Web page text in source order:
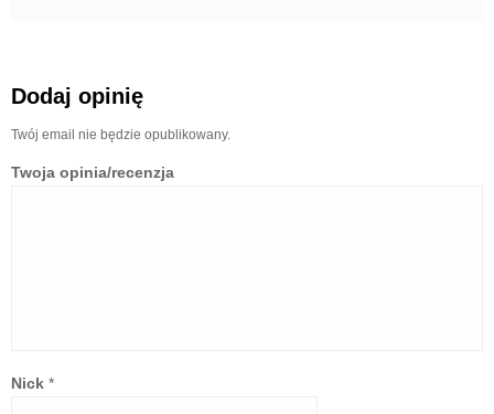
Dodaj opinię
Twój email nie będzie opublikowany.
Twoja opinia/recenzja
Nick *